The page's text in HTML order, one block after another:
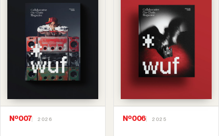
Nº007 2026 Nº006 2025